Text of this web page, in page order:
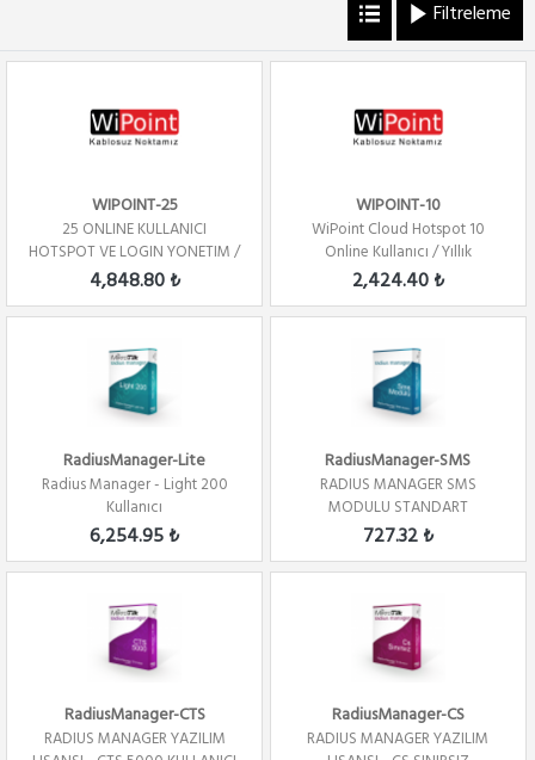
Filtreleme
WIPOINT-25
25 ONLINE KULLANICI
HOTSPOT VE LOGIN YONETIM /
YILLIK
4,848.80 ₺
WIPOINT-10
WiPoint Cloud Hotspot 10
Online Kullanıcı / Yıllık
2,424.40 ₺
RadiusManager-Lite
Radius Manager - Light 200
Kullanıcı
6,254.95 ₺
RadiusManager-SMS
RADIUS MANAGER SMS
MODULU STANDART
727.32 ₺
RadiusManager-CTS
RADIUS MANAGER YAZILIM
RadiusManager-CS
RADIUS MANAGER YAZILIM